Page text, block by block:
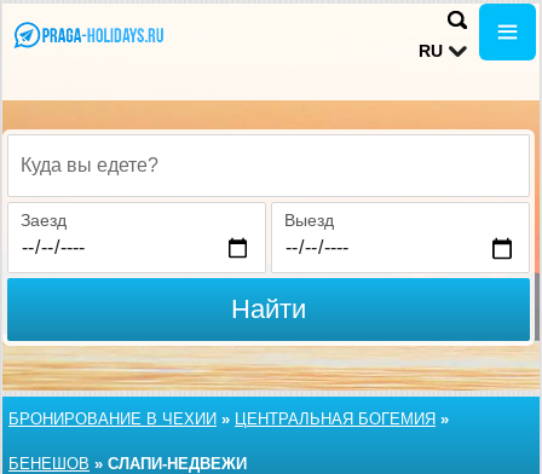
RU
Куда вы едете?
Заезд Выезд
Найти
БРОНИРОВАНИЕ В ЧЕХИИ » ЦЕНТРАЛЬНАЯ БОГЕМИЯ »
БЕНЕШОВ » СЛАПИ-НЕДВЕЖИ